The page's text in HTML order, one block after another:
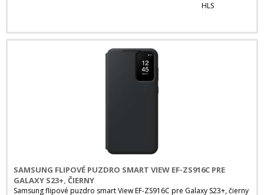
HLS
SAMSUNG FLIPOVÉ PUZDRO SMART VIEW EF-ZS916C PRE
GALAXY S23+, ČIERNY
Samsung flipové puzdro smart View EF-ZS916C pre Galaxy S23+, čierny